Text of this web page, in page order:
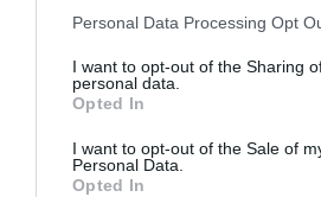
Personal Data Processing Opt
I want to opt-out of the Sharing
personal data.
Opted In
I want to opt-out of the Sale of
Personal Data.
Opted In
Από